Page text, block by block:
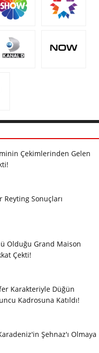
Çekimlerinden Gelen
Reyting Sonuçları
Olduğu Grand Maison
Çekti!
Karakteriyle Düğün
Kadrosuna Katıldı!
Şehnaz'ı Olmaya